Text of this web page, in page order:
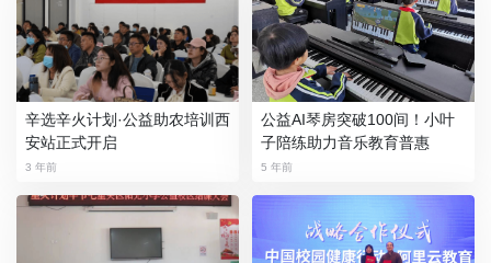
辛选辛火计划·公益助农培训西
安站正式开启
3 年前
公益AI琴房突破100间！小叶
子陪练助力音乐教育普惠
5 年前